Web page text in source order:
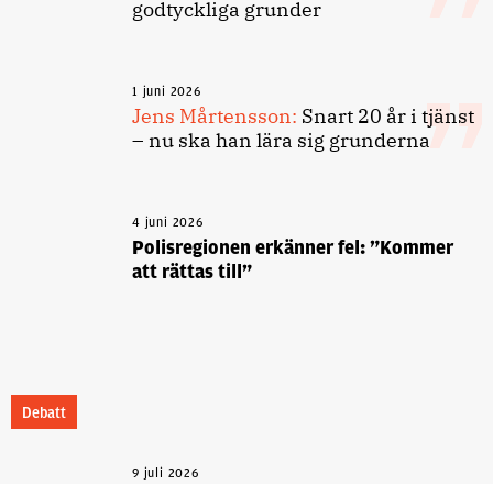
godtyckliga grunder
1 juni 2026
Jens Mårtensson: Snart 20 år i tjänst
– nu ska han lära sig grunderna
4 juni 2026
Polisregionen erkänner fel: ”Kommer
att rättas till”
Debatt
9 juli 2026